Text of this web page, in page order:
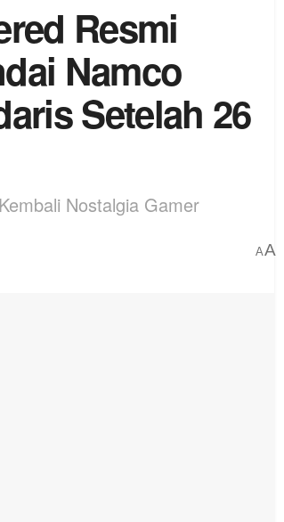
Resmi
Namco
Setelah 26
Nostalgia Gamer
AA